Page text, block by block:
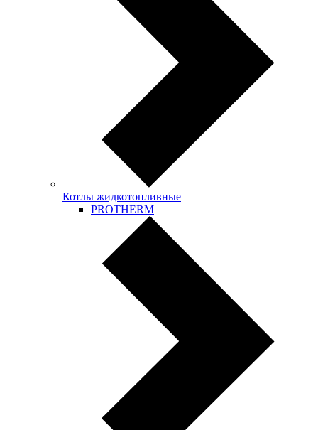
Котлы жидкотопливные
PROTHERM